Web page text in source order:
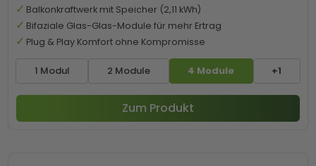
1 Modul 2 Module 4 Module +1
Balkonkraftwerk mit Speicher (2,11 kWh)
Bifaziale Glas-Glas-Module für mehr Ertrag
Plug & Play Komfort ohne Kompromisse
Zum Produkt